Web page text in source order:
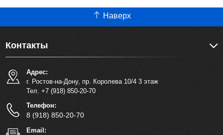
Наверх
Контакты
Адрес:
г. Ростов-на-Дону, пр. Королева 10/4 3 этаж
Тел. +7 (918) 850-20-70
Телефон:
8 (918) 850-20-70
Email: